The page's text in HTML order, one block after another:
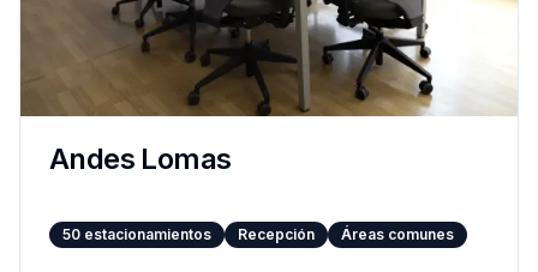
Andes Lomas
50 estacionamientos Recepción Áreas comunes